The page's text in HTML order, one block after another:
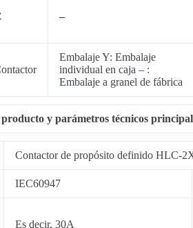
–
Embalaje Y: Embalaje
individual en caja – :
Embalaje a granel de fábrica
y parámetros técnicos
Contactor de propósito definido HLC-
IEC60947
Es decir, 30A